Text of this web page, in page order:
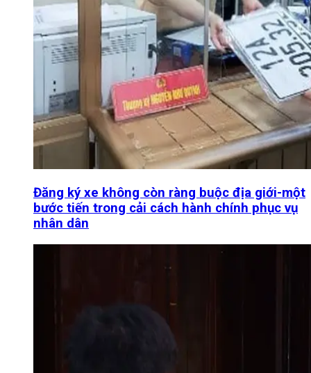
Đăng ký xe không còn ràng buộc địa giới-một
bước tiến trong cải cách hành chính phục vụ
nhân dân